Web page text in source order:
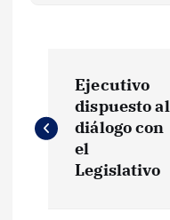
a
Ejecutivo
dispuesto al
diálogo con
el
Legislativo